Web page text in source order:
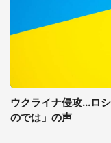
ウクライナ侵攻...ロ
のでは」の声